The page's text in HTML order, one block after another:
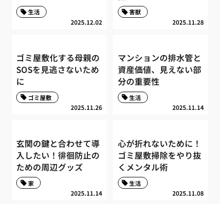
2025.12.02
生活
2025.11.28
害獣
ゴミ屋敷化する母親の
SOSを見逃さないため
に
2025.11.26
ゴミ屋敷
マンションの排水管と
資産価値、見えない部
分の重要性
2025.11.14
生活
玄関の鍵と合わせて導
入したい！徘徊防止の
ための周辺グッズ
2025.11.14
家
心が折れないために！
ゴミ屋敷掃除をやり抜
くメンタル術
2025.11.08
生活